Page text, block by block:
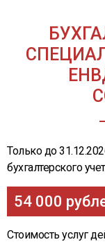
Толькодо
бухгалтерского
54 000
Стоимость услуг